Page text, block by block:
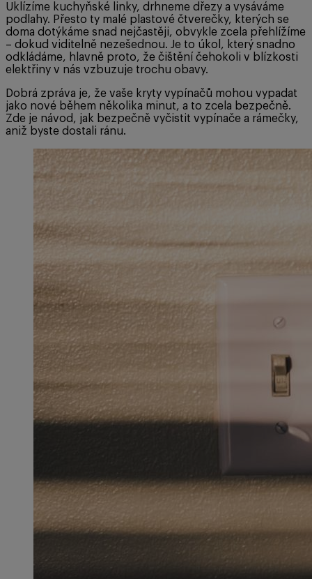
Uklízíme kuchyňské linky, drhneme dřezy a vysáváme
podlahy. Přesto ty malé plastové čtverečky, kterých se
doma dotýkáme snad nejčastěji, obvykle zcela přehlížíme
– dokud viditelně nezešednou. Je to úkol, který snadno
odkládáme, hlavně proto, že čištění čehokoli v blízkosti
elektřiny v nás vzbuzuje trochu obavy.
Dobrá zpráva je, že vaše kryty vypínačů mohou vypadat
jako nové během několika minut, a to zcela bezpečně.
Zde je návod, jak bezpečně vyčistit vypínače a rámečky,
aniž byste dostali ránu.